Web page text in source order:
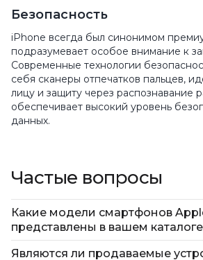
Безопасность
iPhone всегда был синонимом
подразумевает особое внимание к
Современные технологии
себя сканеры отпечатков пальцев,
лицу и защиту через распознавание
обеспечивает высокий уровень
данных.
Частые вопросы
Какие модели смартфонов
представлены в вашем
Являются ли продаваемые